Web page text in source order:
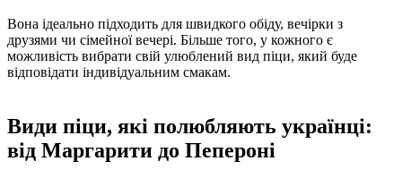
Вона ідеально підходить для швидкого обіду, вечірки з
друзями чи сімейної вечері. Більше того, у кожного є
можливість вибрати свій улюблений вид піци, який буде
відповідати індивідуальним смакам.
Види піци, які полюбляють українці:
від Маргарити до Пепероні